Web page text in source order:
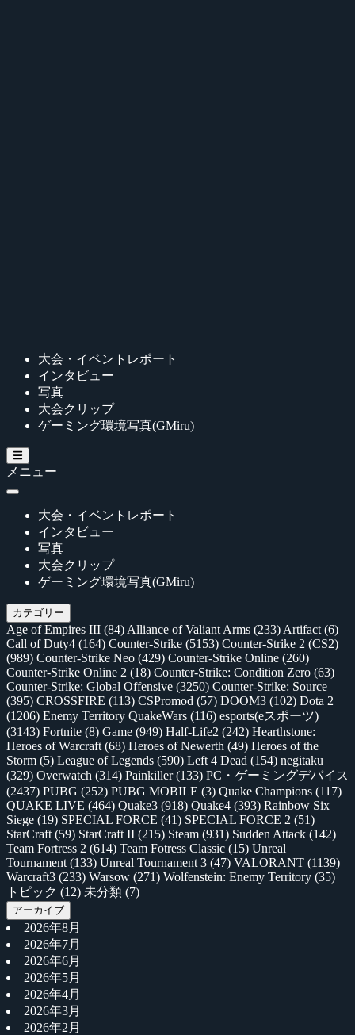
大会・イベントレポート
インタビュー
写真
大会クリップ
ゲーミング環境写真(GMiru)
メニュー
大会・イベントレポート
インタビュー
写真
大会クリップ
ゲーミング環境写真(GMiru)
カテゴリー
Age of Empires III (84) Alliance of Valiant Arms (233) Artifact (6)
Call of Duty4 (164) Counter-Strike (5153) Counter-Strike 2 (CS2)
(989) Counter-Strike Neo (429) Counter-Strike Online (260)
Counter-Strike Online 2 (18) Counter-Strike: Condition Zero (63)
Counter-Strike: Global Offensive (3250) Counter-Strike: Source
(395) CROSSFIRE (113) CSPromod (57) DOOM3 (102) Dota 2
(1206) Enemy Territory QuakeWars (116) esports(eスポーツ)
(3143) Fortnite (8) Game (949) Half-Life2 (242) Hearthstone:
Heroes of Warcraft (68) Heroes of Newerth (49) Heroes of the
Storm (5) League of Legends (590) Left 4 Dead (154) negitaku
(329) Overwatch (314) Painkiller(133) PC・ゲーミングデバイス
(2437) PUBG (252) PUBG MOBILE (3) Quake Champions (117)
QUAKE LIVE (464) Quake3 (918) Quake4 (393) Rainbow Six
Siege (19) SPECIAL FORCE (41) SPECIAL FORCE 2 (51)
StarCraft (59) StarCraft II (215) Steam (931) Sudden Attack (142)
Team Fortress 2 (614) Team Fotress Classic (15) Unreal
Tournament (133) Unreal Tournament 3 (47) VALORANT (1139)
Warcraft3 (233) Warsow (271) Wolfenstein: Enemy Territory (35)
トピック (12) 未分類 (7)
アーカイブ
2026年8月
2026年7月
2026年6月
2026年5月
2026年4月
2026年3月
2026年2月